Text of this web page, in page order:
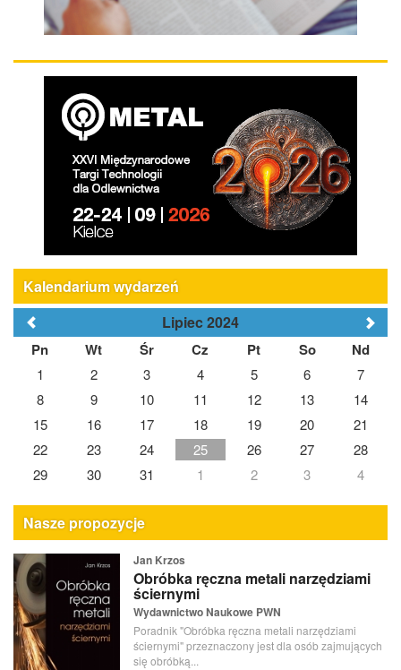
Kalendarium wydarzeń
Lipiec 2024
Pn Wt Śr Cz Pt So Nd
1 2 3 4 5 6
7
8
9 10 11 12 13
14
15
16 17 18 19 20
21
22
23 24 25 26 27
28
29
30 31 1 2 3 4
Nasze propozycje
Jan Krzos
Obróbka ręczna metali narzędziami
ściernymi
Wydawnictwo Naukowe PWN
Poradnik "Obróbka ręczna metali narzędziami
ściernymi" przeznaczony jest dla osób zajmujących
się obróbką...